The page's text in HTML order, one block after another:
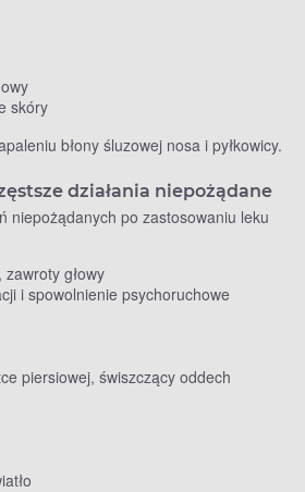
skóry
błony śluzowej nosa i pyłkowicy.
działania niepożądane
niepożądanych po zastosowaniu leku
głowy
i spowolnienie psychoruchowe
piersiowej, świszczący oddech